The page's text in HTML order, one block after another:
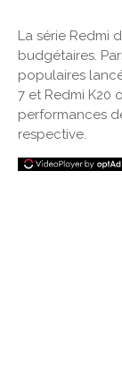
La série Redmi
budgétaires.
populaires
7 et Redmi K20
performances
respective.